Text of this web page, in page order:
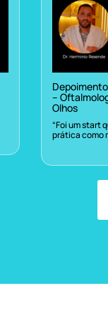
–
Olhos
“Foi um start
prática como